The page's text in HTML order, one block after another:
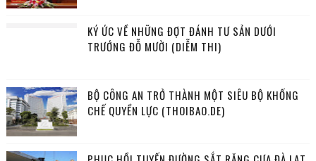
KÝ ỨC VỀ NHỮNG ĐỢT ĐÁNH TƯ SẢN DƯỚI
TRƯỚNG ĐỖ MƯỜI (DIỄM THI)
BỘ CÔNG AN TRỞ THÀNH MỘT SIÊU BỘ KHỐNG
CHẾ QUYỀN LỰC (THOIBAO.DE)